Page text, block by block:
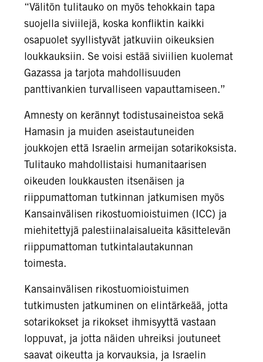
“Välitön tulitauko on myös tehokkain tapa
suojella siviilejä, koska konfliktin kaikki
osapuolet syyllistyvät jatkuviin oikeuksien
loukkauksiin. Se voisi estää siviilien kuolemat
Gazassa ja tarjota mahdollisuuden
panttivankien turvalliseen vapauttamiseen.”
Amnesty on kerännyt todistusaineistoa sekä
Hamasin ja muiden aseistautuneiden
joukkojen että Israelin armeijan sotarikoksista.
Tulitauko mahdollistaisi humanitaarisen
oikeuden loukkausten itsenäisen ja
riippumattoman tutkinnan jatkumisen myös
Kansainvälisen rikostuomioistuimen (ICC) ja
miehitettyjä palestiinalaisalueita käsittelevän
riippumattoman tutkintalautakunnan
toimesta.
Kansainvälisen rikostuomioistuimen
tutkimusten jatkuminen on elintärkeää, jotta
sotarikokset ja rikokset ihmisyyttä vastaan
loppuvat, ja jotta näiden uhreiksi joutuneet
saavat oikeutta ja korvauksia, ja Israelin